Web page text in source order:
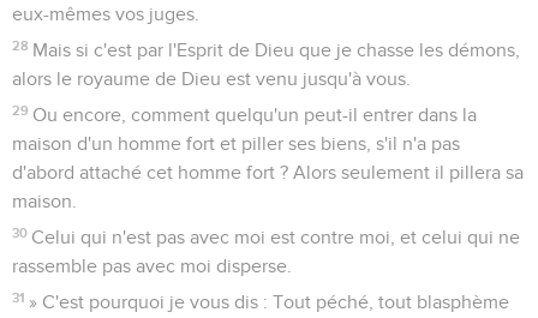
eux-mêmes vos juges.
28 Mais si c'est par l'Esprit de Dieu que je chasse les démons,
alors le royaume de Dieu est venu jusqu'à vous.
29 Ou encore, comment quelqu'un peut-il entrer dans la
maison d'un homme fort et piller ses biens, s'il n'a pas
d'abord attaché cet homme fort ? Alors seulement il pillera sa
maison.
30 Celui qui n'est pas avec moi est contre moi, et celui qui ne
rassemble pas avec moi disperse.
31 » C'est pourquoi je vous dis : Tout péché, tout blasphème